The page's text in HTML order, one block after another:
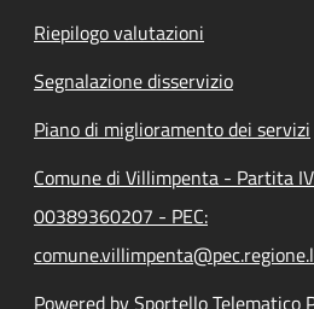
Riepilogo valutazioni
Segnalazione disservizio
Piano di miglioramento dei servizi
Comune di Villimpenta - Partita
00389360207 - PEC:
Powered by Sportello Telematico